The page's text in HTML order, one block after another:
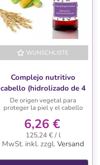
WUNSCHLISTE
Complejo nutritivo
cabello (hidrolizado de 4
proteinas vegetales)
De origen vegetal para
proteger la piel y el cabello
6,26 €
125,24 € / l
MwSt. inkl. zzgl. Versand